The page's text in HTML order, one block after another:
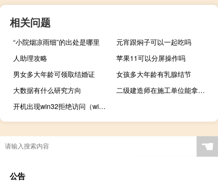
相关问题
“小院烟凉雨细”的出处是哪里
元宵跟焖子可以一起吃吗
人助理攻略
苹果11可以分屏操作吗
男女多大年龄可领取结婚证
女孩多大年龄有乳腺结节
大数据有什么研究方向
二级建造师在施工单位能拿多少年薪
开机出现win32拒绝访问（win32错误报告拒绝访问）
☚
公告